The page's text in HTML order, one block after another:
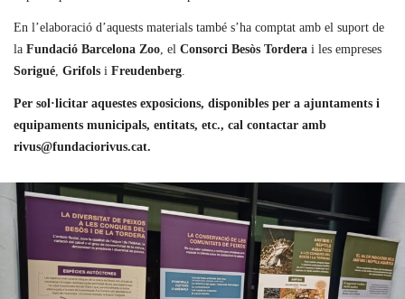
En l’elaboració d’aquests materials també s’ha comptat amb el suport de
la Fundació Barcelona Zoo , el Consorci Besòs Tordera i les empreses
Sorigué Grifols i Freudenberg
Per sol·licitar aquestes exposicions, disponibles per a ajuntaments i
equipaments municipals, entitats, etc., cal contactar amb
rivus@fundaciorivus.cat.